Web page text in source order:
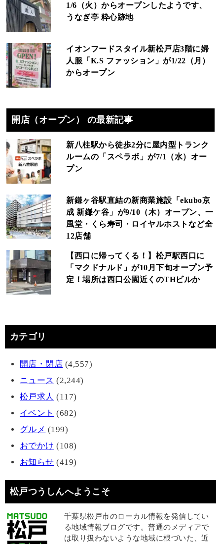
1/6（火）からオープンしたようです、
うなぎ亭 粋心跡地
イオンフードスタイル新松戸店3階に婦
人服「K.S ファッション」が1/22（月）
からオープン
開店（オープン） の最新記事
新八柱駅から徒歩2分に屋内型トランク
ルームの「スペラボ」が7/1（水）オー
プン
新鎌ヶ谷駅直結の新商業施設「ekubo京
成 新鎌ケ谷」が9/10（木）オープン、一
風堂・くら寿司・ロイヤルホストなど全
12店舗
【西口に帰ってくる！】松戸駅西口に
「マクドナルド」が10月下旬オープン予
定！場所は西口公園近くのTHビルか
カテゴリ
開店・閉店 (4,557)
ニュース (2,244)
松戸求人 (117)
イベント (682)
グルメ (199)
おでかけ (108)
お知らせ (419)
松戸つうしんへようこそ
千葉県松戸市のローカル情報を発信してい
る地域情報ブログです。普通のメディアで
は取り扱わないような地域に根づいた、近